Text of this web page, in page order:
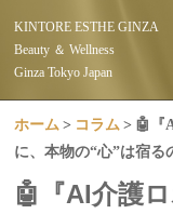
KINTORE ESTHE GINZA
Beauty ＆ Wellness
Ginza Tokyo Japan
ホーム コラム
🤖『
に、本物の“心”は宿
🤖『AI介護